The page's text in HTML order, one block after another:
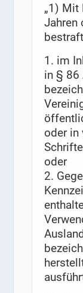
„1) Mit
Jahren
1. im
in § 86
oder in
oder
2.